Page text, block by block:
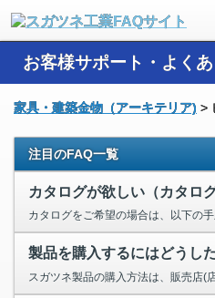
お客様サポート・よく
家具・建築金物（アーキテリア) >
注目のFAQ一覧
カタログが欲しい（カタロ
製品を購入するにはどうし